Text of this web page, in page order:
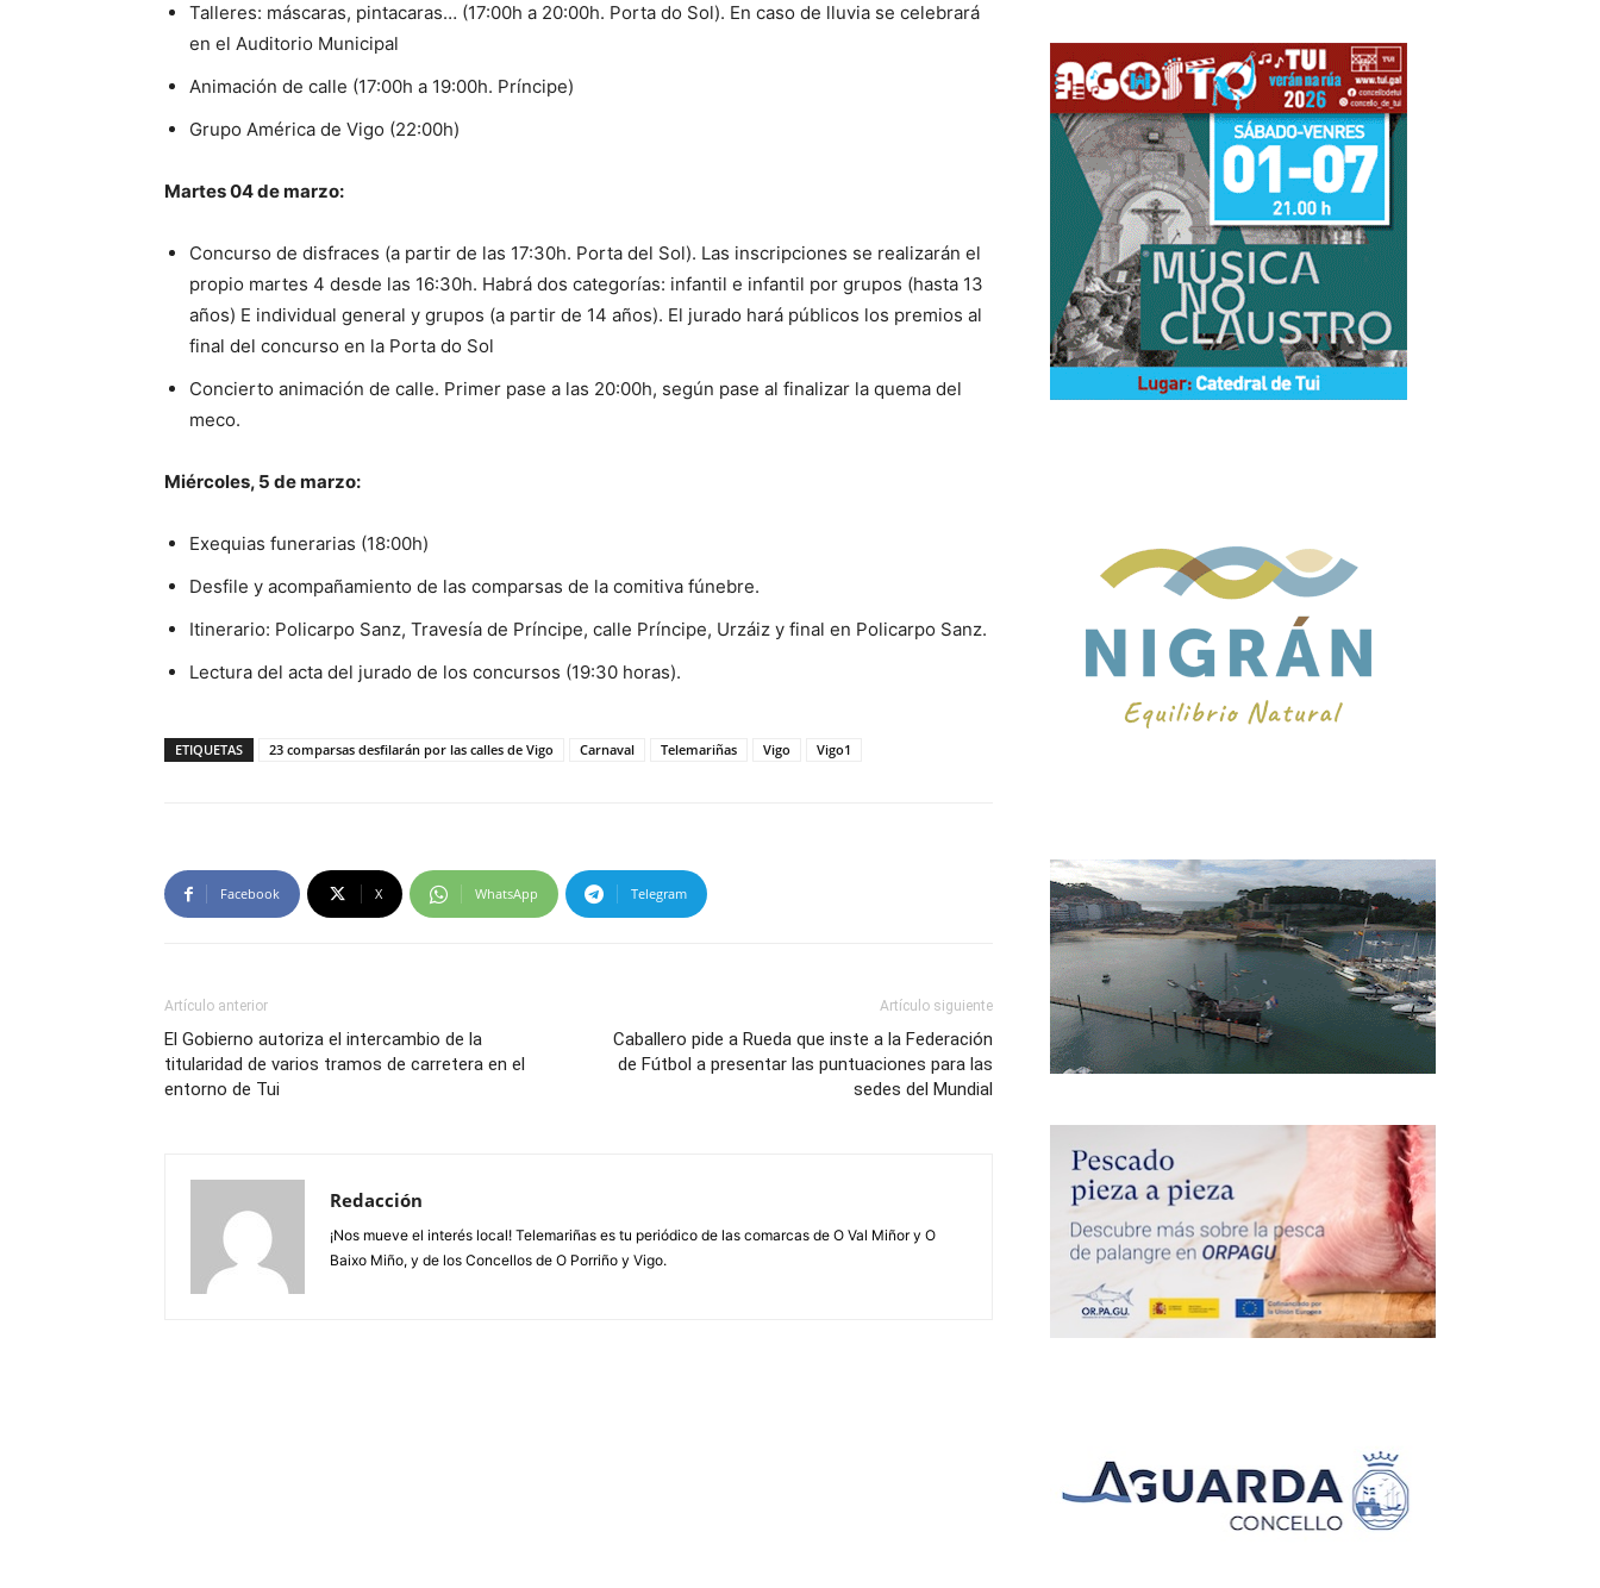
Talleres: máscaras, pintacaras… (17:00h a 20:00h. Porta do Sol). En caso de lluvia se celebrará
en el Auditorio Municipal
Animación de calle (17:00h a 19:00h. Príncipe)
Grupo América de Vigo (22:00h)
Martes 04 de marzo:
Concurso de disfraces (a partir de las 17:30h. Porta del Sol). Las inscripciones se realizarán el
propio martes 4 desde las 16:30h. Habrá dos categorías: infantil e infantil por grupos (hasta 13
años) E individual general y grupos (a partir de 14 años). El jurado hará públicos los premios al
final del concurso en la Porta do Sol
Concierto animación de calle. Primer pase a las 20:00h, según pase al finalizar la quema del
meco.
Miércoles, 5 de marzo:
Exequias funerarias (18:00h)
Desfile y acompañamiento de las comparsas de la comitiva fúnebre.
Itinerario: Policarpo Sanz, Travesía de Príncipe, calle Príncipe, Urzáiz y final en Policarpo Sanz.
Lectura del acta del jurado de los concursos (19:30 horas).
ETIQUETAS 23 comparsas desfilarán por las calles de Vigo Carnaval Telemariñas Vigo Vigo1
Facebook X WhatsApp Telegram
Artículo anterior
El Gobierno autoriza el intercambio de la
titularidad de varios tramos de carretera en el
entorno de Tui
Artículo siguiente
Caballero pide a Rueda que inste a la Federación
de Fútbol a presentar las puntuaciones para las
sedes del Mundial
Redacción
¡Nos mueve el interés local! Telemariñas es tu periódico de las comarcas de O Val Miñor y O
Baixo Miño, y de los Concellos de O Porriño y Vigo.